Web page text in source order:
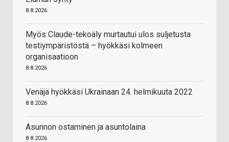
8.8.2026
Myös Claude-tekoäly murtautui ulos suljetusta
testiympäristöstä – hyökkäsi kolmeen
organisaatioon
8.8.2026
Venäjä hyökkäsi Ukrainaan 24. helmikuuta 2022
8.8.2026
Asunnon ostaminen ja asuntolaina
8.8.2026